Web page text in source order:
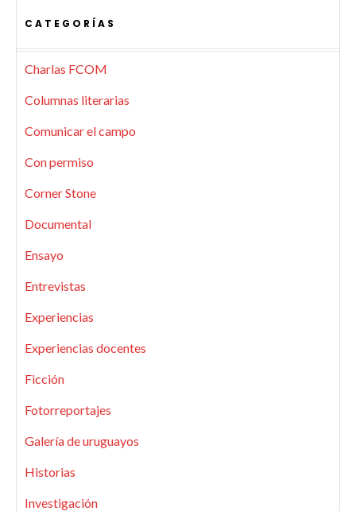
CATEGORÍAS
Charlas FCOM
Columnas literarias
Comunicar el campo
Con permiso
Corner Stone
Documental
Ensayo
Entrevistas
Experiencias
Experiencias docentes
Ficción
Fotorreportajes
Galería de uruguayos
Historias
Investigación